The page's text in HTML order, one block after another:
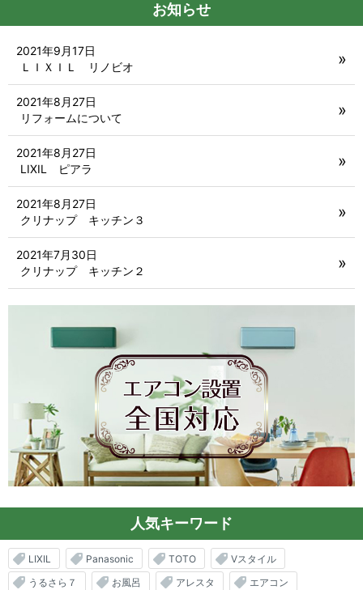
お知らせ
ＬＩＸＩＬ リノビオ
2021年9月17日
リフォームについて
2021年8月27日
LIXIL ピアラ
2021年8月27日
クリナップ キッチン３
2021年8月27日
クリナップ キッチン２
2021年7月30日
人気キーワード
LIXIL Panasonic TOTO
Vスタイル
うるさら７
お風呂 アレスタ
エアコン